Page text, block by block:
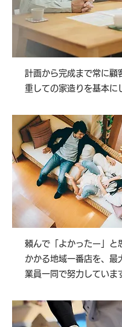
計画から完成まで常に顧
重しての家造りを基本に
頼んで「よかったー」と
かかる地域一番店を、最
業員一同で努力していま